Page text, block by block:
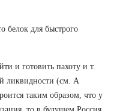
белок для быстрого
и готовить пахоту и т.
ликвидности (см. А
таким образом, что у